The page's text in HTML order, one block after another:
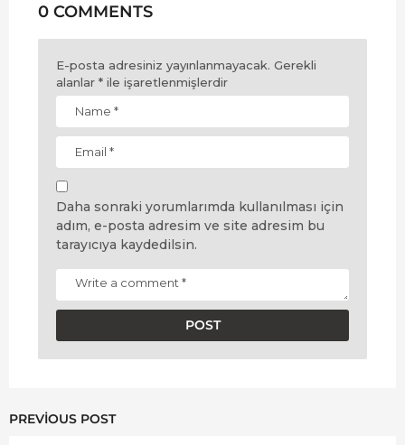
0 COMMENTS
E-posta adresiniz yayınlanmayacak. Gerekli
alanlar * ile işaretlenmişlerdir
Daha sonraki yorumlarımda kullanılması için
adım, e-posta adresim ve site adresim bu
tarayıcıya kaydedilsin.
PREVIOUS POST